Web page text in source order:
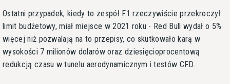
Ostatni przypadek, kiedy to zespół F1 rzeczywiście przekroczył
limit budżetowy, miał miejsce w 2021 roku - Red Bull wydał o 5%
więcej niż pozwalają na to przepisy, co skutkowało karą w
wysokości 7 milionów dolarów oraz dziesięcioprocentową
redukcją czasu w tunelu aerodynamicznym i testów CFD.